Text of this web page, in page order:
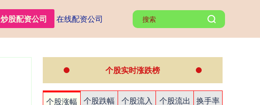
炒股配资公司 在线配资公司
个股实时涨跌榜
个股涨幅 个股跌幅 个股流入 个股流出
换手率